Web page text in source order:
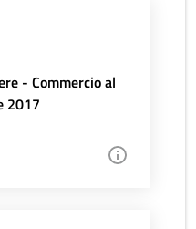
- Commercio al
2017